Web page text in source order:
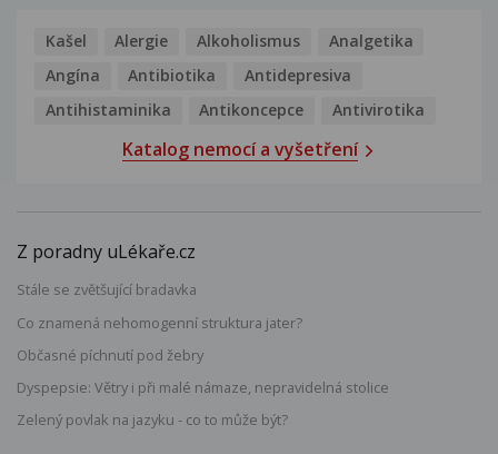
Kašel Alergie Alkoholismus
Analgetika
Angína
Antibiotika
Antidepresiva
Antihistaminika
Antikoncepce Antivirotika
Katalog nemocí a vyšetření
Z poradny uLékaře.cz
Stále se zvětšující bradavka
Co znamená nehomogenní struktura jater?
Občasné píchnutí pod žebry
Dyspepsie: Větry i při malé námaze, nepravidelná stolice
Zelený povlak na jazyku - co to může být?